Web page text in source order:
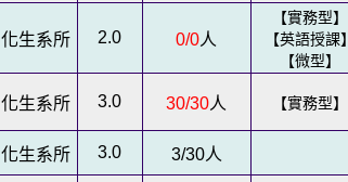
化生系所 2.0 0/0人
【實務型】
【英語授課】
【微型】
化生系所 3.0 30/30人 【實務型】
化生系所 3.0 3/30人